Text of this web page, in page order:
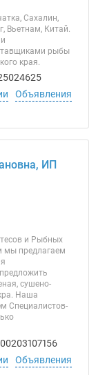
Сахалин,
Вьетнам, Китай.
рыбы
края.
Объявления
ИП
и Рыбных
мы предлагаем
сушено-
Наша
Специалистов-
Объявления